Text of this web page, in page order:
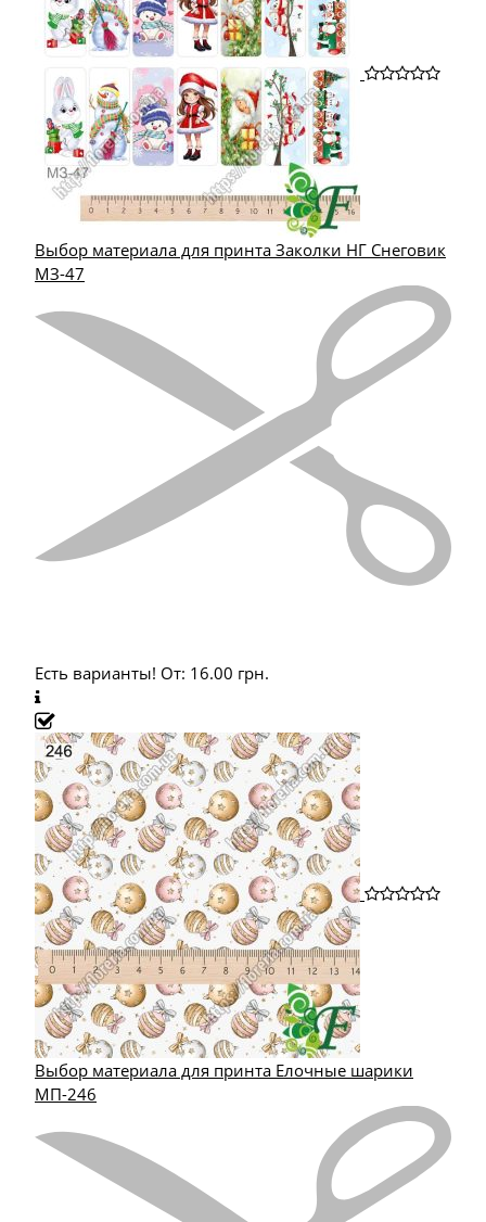
Выбор материала для принта Заколки НГ Снеговик
МЗ-47
Есть варианты! От: 16.00 грн.
Выбор материала для принта Елочные шарики
МП-246